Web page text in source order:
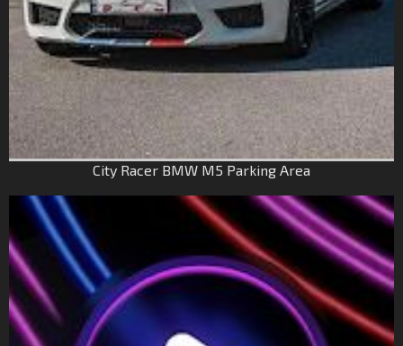
City Racer BMW M5 Parking Area